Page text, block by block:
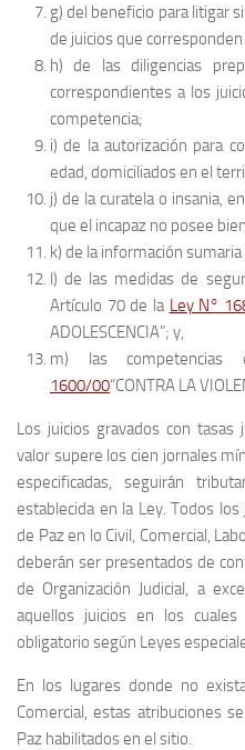
g) del beneficio para litigar
de juicios que
h) de las diligencias
correspondientes a los
competencia;
i) de la autorización para
edad, domiciliados en el
j) de la curatela o insania,
que el incapaz no posee
k) de la información
l) de las medidas de
Artículo 70 de la Ley N°
ADOLESCENCIA”; y,
m) las competencias
1600/00“CONTRA LA
Los juicios gravados con tasas
valor supere los cien jornales
especificadas, seguirán
establecida en la Ley. Todos
de Paz en lo Civil, Comercial,
deberán ser presentados de
de Organización Judicial, a
aquellos juicios en los
obligatorio según Leyes
En los lugares donde no
Comercial, estas atribuciones
Paz habilitados en el sitio.